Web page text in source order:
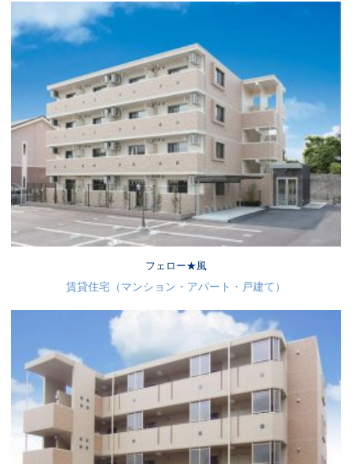
フェロー★風
賃貸住宅（マンション・アパート・戸建て）